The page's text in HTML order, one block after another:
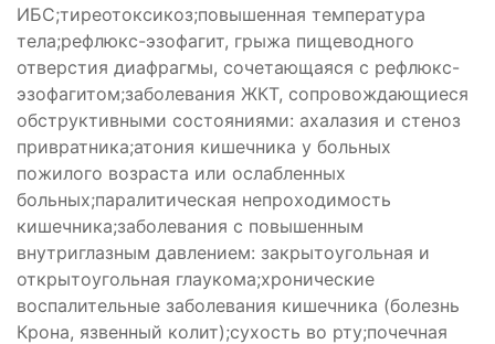
ИБС;тиреотоксикоз;повышенная температура
тела;рефлюкс-эзофагит, грыжа пищеводного
отверстия диафрагмы, сочетающаяся с рефлюкс-
эзофагитом;заболевания ЖКТ, сопровождающиеся
обструктивными состояниями: ахалазия и стеноз
привратника;атония кишечника у больных
пожилого возраста или ослабленных
больных;паралитическая непроходимость
кишечника;заболевания с повышенным
внутриглазным давлением: закрытоугольная и
открытоугольная глаукома;хронические
воспалительные заболевания кишечника (болезнь
Крона, язвенный колит);сухость во рту;почечная